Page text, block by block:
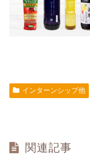
インターンシップ他
関連記事